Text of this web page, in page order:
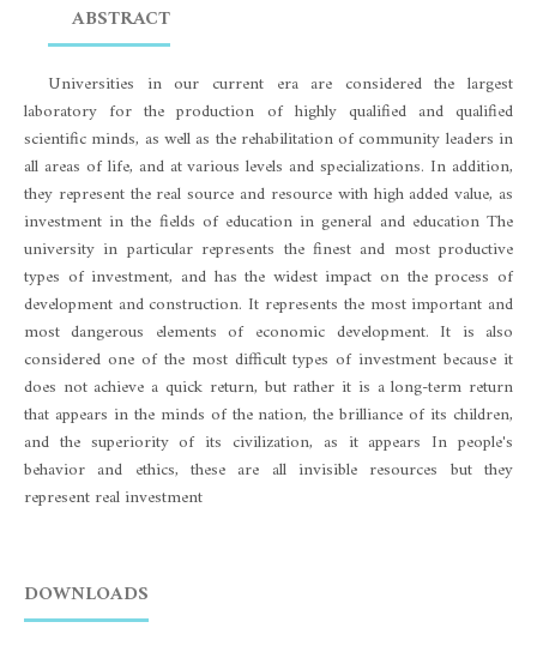
ABSTRACT
Universities in our current era are considered the largest
laboratory for the production of highly qualified and qualified
scientific minds, as well as the rehabilitation of community leaders in
all areas of life, and at various levels and specializations. In addition,
they represent the real source and resource with high added value, as
investment in the fields of education in general and education The
university in particular represents the finest and most productive
types of investment, and has the widest impact on the process of
development and construction. It represents the most important and
most dangerous elements of economic development. It is also
considered one of the most difficult types of investment because it
does not achieve a quick return, but rather it is a long-term return
that appears in the minds of the nation, the brilliance of its children,
and the superiority of its civilization, as it appears In people's
behavior and ethics, these are all invisible resources but they
represent real investment
DOWNLOADS